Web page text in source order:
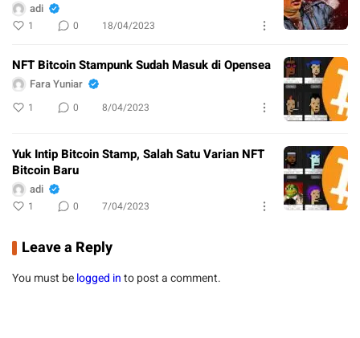
adi
1 0 18/04/2023
NFT Bitcoin Stampunk Sudah Masuk di Opensea
Fara Yuniar
1 0 8/04/2023
Yuk Intip Bitcoin Stamp, Salah Satu Varian NFT
Bitcoin Baru
adi
1 0 7/04/2023
Leave a Reply
You must belogged into post a comment.